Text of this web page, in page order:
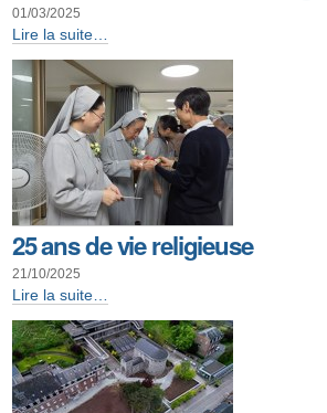
01/03/2025
10
au
Cambodge
Lire la suite…
25 ans de vie religieuse
21/10/2025
25
de
vie
religieuse
-
Lire la suite…